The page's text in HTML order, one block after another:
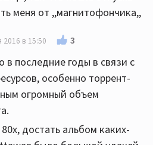
меня от ,,магнитофончика,,
2016 в 15:50 3
последние годы в связи с
особенно торрент-
огромный объем
достать альбом каких-